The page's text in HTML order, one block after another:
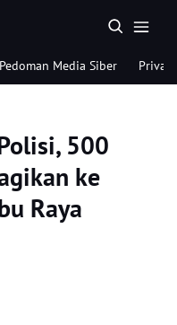
Pedoman Media Siber
500
ke
Raya